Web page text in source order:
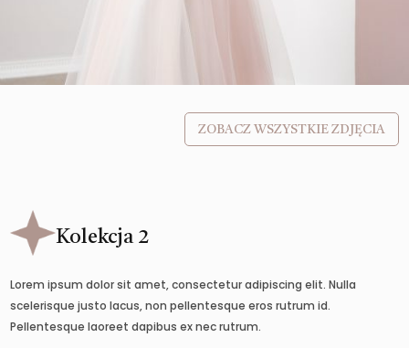
ZOBACZ WSZYSTKIE ZDJĘCIA
Kolekcja 2
Lorem ipsum dolor sit amet, consectetur adipiscing elit. Nulla
scelerisque justo lacus, non pellentesque eros rutrum id.
Pellentesque laoreet dapibus ex nec rutrum.